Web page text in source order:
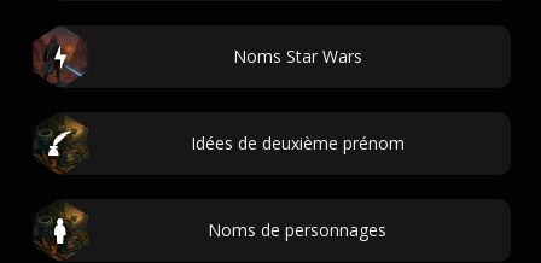
Noms Star Wars
Idées de deuxième prénom
Noms de personnages